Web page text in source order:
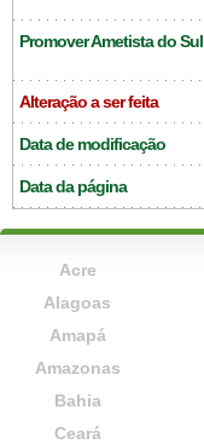
Promover Ametista do Sul
Alteração a ser feita
Data de modificação
Data da página
Acre
Alagoas
Amapá
Amazonas
Bahia
Ceará